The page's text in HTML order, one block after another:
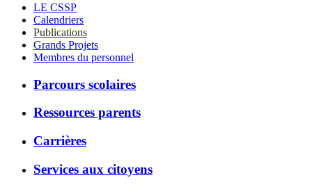
LE CSSP
Calendriers
Publications
Grands Projets
Membres du personnel
Parcours scolaires
Ressources parents
Carrières
Services aux citoyens